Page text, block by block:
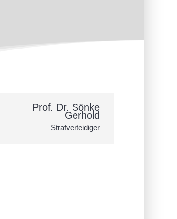
Prof. Dr. Sönke
Gerhold
Strafverteidiger